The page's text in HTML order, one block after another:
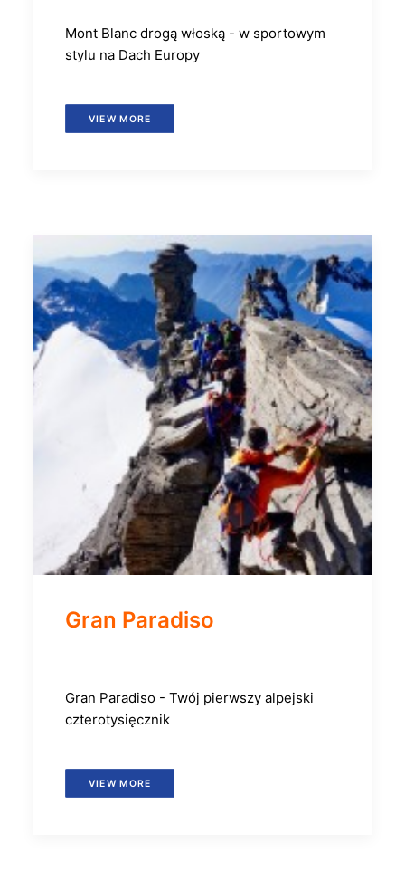
Mont Blanc drogą włoską - w sportowym
stylu na Dach Europy
VIEW MORE
Gran Paradiso
Gran Paradiso - Twój pierwszy alpejski
czterotysięcznik
VIEW MORE